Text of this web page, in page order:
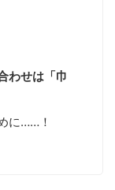
わせは「巾
に……！